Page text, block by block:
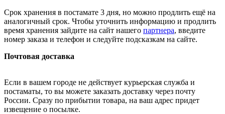
Срок хранения в постамате 3 дня, но можно продлить ещё на
аналогичный срок. Чтобы уточнить информацию и продлить
время хранения зайдите на сайт нашего партнера, введите
номер заказа и телефон и следуйте подсказкам на сайте.
Почтовая доставка
Если в вашем городе не действует курьерская служба и
постаматы, то вы можете заказать доставку через почту
России. Сразу по прибытии товара, на ваш адрес придет
извещение о посылке.